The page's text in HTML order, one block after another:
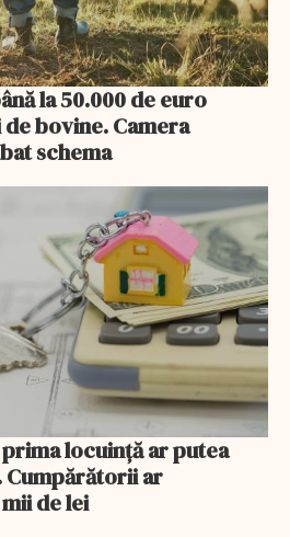
la 50.000 de euro
bovine. Camera
schema
locuință ar putea
ar
de lei